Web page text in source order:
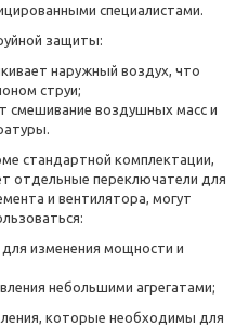
специалистами.
защиты:
наружный воздух, что
струи;
смешивание воздушных масс и
стандартной комплектации,
отдельные переключатели для
и вентилятора, могут
изменения мощности и
небольшими агрегатами;
которые необходимы для